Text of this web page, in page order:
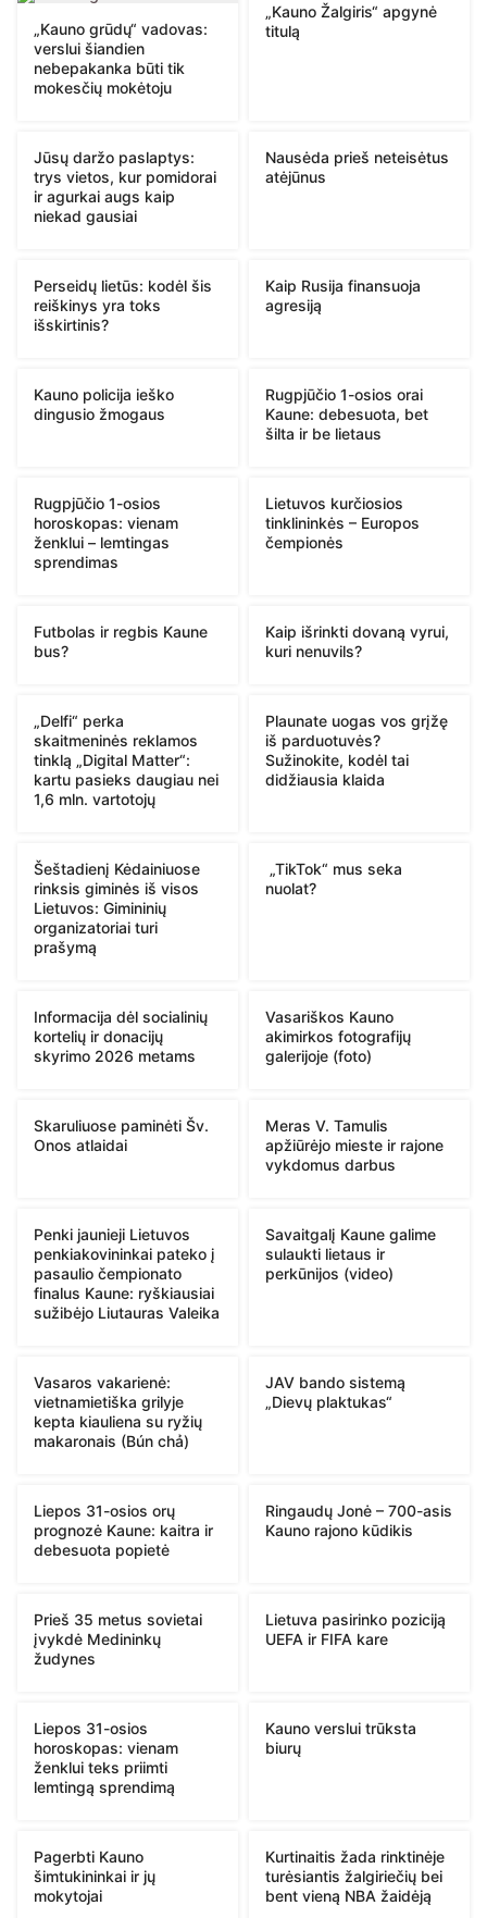
„Kauno grūdų“ vadovas:
verslui šiandien
nebepakanka būti tik
mokesčių mokėtoju
„Kauno Žalgiris“ apgynė
titulą
Jūsų daržo paslaptys:
trys vietos, kur pomidorai
ir agurkai augs kaip
niekad gausiai
Nausėda prieš neteisėtus
atėjūnus
Perseidų lietūs: kodėl šis
reiškinys yra toks
išskirtinis?
Kaip Rusija finansuoja
agresiją
Kauno policija ieško
dingusio žmogaus
Rugpjūčio 1-osios orai
Kaune: debesuota, bet
šilta ir be lietaus
Rugpjūčio 1-osios
horoskopas: vienam
ženklui – lemtingas
sprendimas
Lietuvos kurčiosios
tinklininkės – Europos
čempionės
Futbolas ir regbis Kaune
bus?
Kaip išrinkti dovaną vyrui,
kuri nenuvils?
„Delfi“ perka
skaitmeninės reklamos
tinklą „Digital Matter“:
kartu pasieks daugiau nei
1,6 mln. vartotojų
Plaunate uogas vos grįžę
iš parduotuvės?
Sužinokite, kodėl tai
didžiausia klaida
Šeštadienį Kėdainiuose
rinksis giminės iš visos
Lietuvos: Gimininių
organizatoriai turi
prašymą
„TikTok“ mus seka
nuolat?
Informacija dėl socialinių
kortelių ir donacijų
skyrimo 2026 metams
Vasariškos Kauno
akimirkos fotografijų
galerijoje (foto)
Skaruliuose paminėti Šv.
Onos atlaidai
Meras V. Tamulis
apžiūrėjo mieste ir rajone
vykdomus darbus
Penki jaunieji Lietuvos
penkiakovininkai pateko į
pasaulio čempionato
finalus Kaune: ryškiausiai
sužibėjo Liutauras Valeika
Savaitgalį Kaune galime
sulaukti lietaus ir
perkūnijos (video)
Vasaros vakarienė:
vietnamietiška grilyje
kepta kiauliena su ryžių
makaronais (Bún chả)
JAV bando sistemą
„Dievų plaktukas“
Liepos 31-osios orų
prognozė Kaune: kaitra ir
debesuota popietė
Ringaudų Jonė – 700-asis
Kauno rajono kūdikis
Prieš 35 metus sovietai
įvykdė Medininkų
žudynes
Lietuva pasirinko poziciją
UEFA ir FIFA kare
Liepos 31-osios
horoskopas: vienam
ženklui teks priimti
lemtingą sprendimą
Kauno verslui trūksta
biurų
Pagerbti Kauno
šimtukininkai ir jų
mokytojai
Kurtinaitis žada rinktinėje
turėsiantis žalgiriečių bei
bent vieną NBA žaidėją